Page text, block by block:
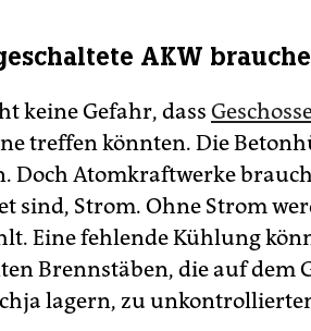
AKW
keine Gefahr, dass
treffen könnten. Die
Doch Atomkraftwerke
sind, Strom. Ohne Strom
Eine fehlende Kühlung
Brennstäben, die auf dem
lagern, zu